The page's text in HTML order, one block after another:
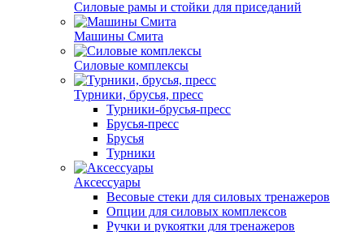
Силовые рамы и стойки для приседаний
Машины Смита
Силовые комплексы
Турники, брусья, пресс
Турники-брусья-пресс
Брусья-пресс
Брусья
Турники
Аксессуары
Весовые стеки для силовых тренажеров
Опции для силовых комплексов
Ручки и рукоятки для тренажеров